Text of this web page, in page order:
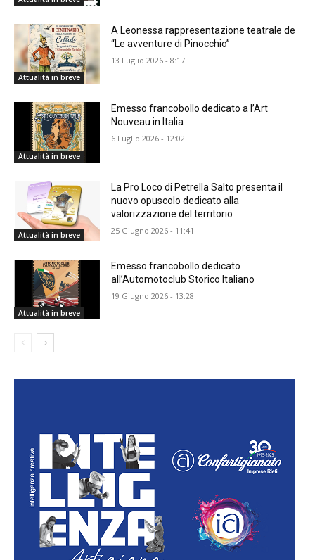
Attualità in breve
A Leonessa rappresentazione teatrale de
“Le avventure di Pinocchio”
13 Luglio 2026 - 8:17
Attualità in breve
Emesso francobollo dedicato a l’Art
Nouveau in Italia
6 Luglio 2026 - 12:02
Attualità in breve
La Pro Loco di Petrella Salto presenta il
nuovo opuscolo dedicato alla
valorizzazione del territorio
25 Giugno 2026 - 11:41
Attualità in breve
Emesso francobollo dedicato
all’Automotoclub Storico Italiano
19 Giugno 2026 - 13:28